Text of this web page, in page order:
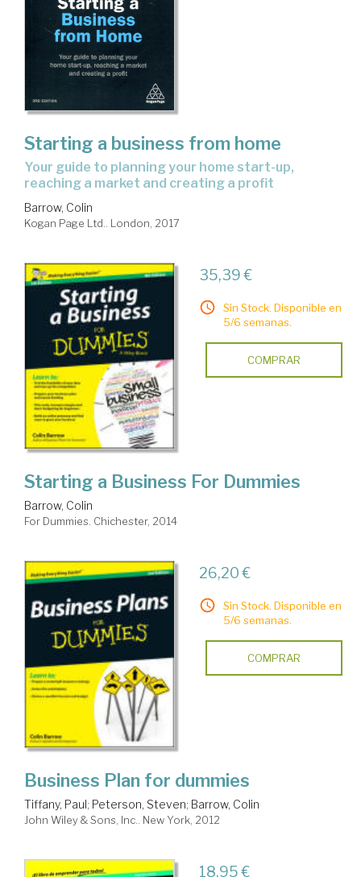
Starting a business from home
your guide to planning your home start-up,
reaching a market and creating a profit
Barrow, Colin
Kogan Page Ltd.. London, 2017
35,39 €
Sin Stock. Disponible en
5/6 semanas.
COMPRAR
Starting a Business For Dummies
Barrow, Colin
For Dummies. Chichester, 2014
26,20 €
Sin Stock. Disponible en
5/6 semanas.
COMPRAR
Business Plan for dummies
Tiffany, Paul; Peterson, Steven; Barrow, Colin
John Wiley & Sons, Inc.. New York, 2012
18,95 €